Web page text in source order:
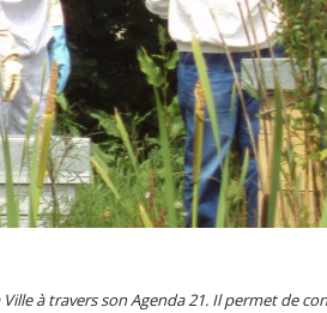
à travers son Agenda 21. Il permet de